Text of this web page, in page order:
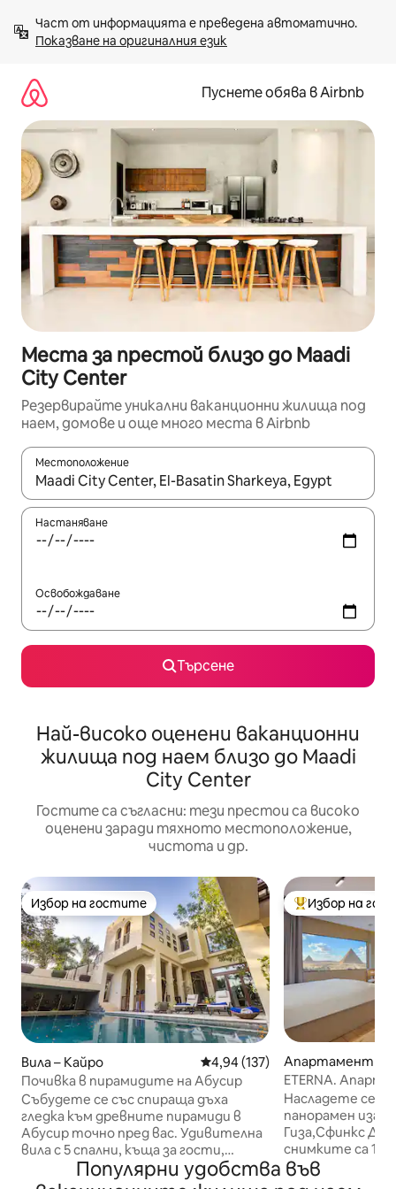
към
съдържанието
Показване на оригиналния език
Пуснете обява в Airbnb
Места за престой близо до Maadi
City Center
Резервирайте уникални ваканционни жилища под
наем, домове и още много места в Airbnb
Местоположение
Когато резултатите се покажат, използвайте
Настаняване
Освобождаване
Търсене
Най-високо оценени ваканционни
жилища под наем близо до Maadi
City Center
Гостите са съгласни: тези престои са високо
оценени заради тяхното местоположение,
чистота и др.
Избор на гостите
Избор на гостите
Вила – Кайро Средна оценка: 4,94 от 5,
4,94 (137)
Почивка в пирамидите на Абусир
Събудете се със спираща дъха
гледка към древните пирамиди в
Абусир точно пред вас. Удивителна
вила с 5 спални, къща за гости,
басейн, градина, фитнес, стая за
игри и къща на дърво. 10 спални
Най-популярен
Избор на
Апартамент –
ETERNA.
изглед към
Насладете се
панорамен
Гиза,Сфинкс Да!
снимките са
забравяйте да
Популярни удобства във